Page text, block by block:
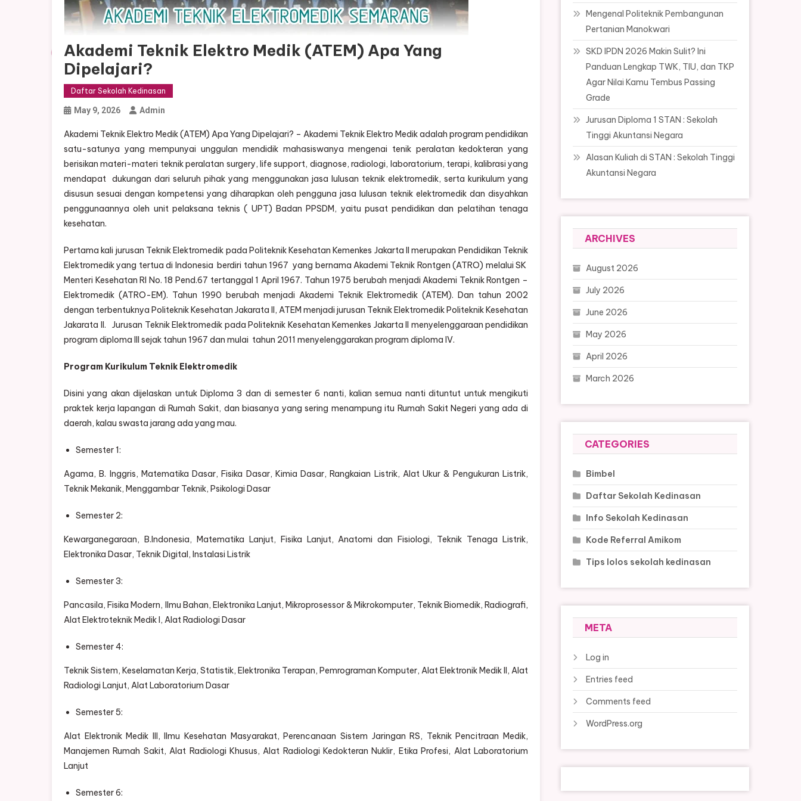
Akademi Teknik Elektro Medik (ATEM) Apa Yang
Dipelajari?
Daftar Sekolah Kedinasan
May 9, 2026 Admin
Akademi Teknik Elektro Medik (ATEM) Apa Yang Dipelajari? – Akademi Teknik Elektro Medik adalah program pendidikan
satu-satunya yang mempunyai unggulan mendidik mahasiswanya mengenai tenik peralatan kedokteran yang
berisikan materi-materi teknik peralatan surgery, life support, diagnose, radiologi, laboratorium, terapi, kalibrasi yang
mendapat dukungan dari seluruh pihak yang menggunakan jasa lulusan teknik elektromedik, serta kurikulum yang
disusun sesuai dengan kompetensi yang diharapkan oleh pengguna jasa lulusan teknik elektromedik dan disyahkan
penggunaannya oleh unit pelaksana teknis ( UPT) Badan PPSDM, yaitu pusat pendidikan dan pelatihan tenaga
kesehatan.
Pertama kali jurusan Teknik Elektromedik pada Politeknik Kesehatan Kemenkes Jakarta II merupakan Pendidikan Teknik
Elektromedik yang tertua di Indonesia berdiri tahun 1967 yang bernama Akademi Teknik Rontgen (ATRO) melalui SK
Menteri Kesehatan RI No. 18 Pend.67 tertanggal 1 April 1967. Tahun 1975 berubah menjadi Akademi Teknik Rontgen –
Elektromedik (ATRO-EM). Tahun 1990 berubah menjadi Akademi Teknik Elektromedik (ATEM). Dan tahun 2002
dengan terbentuknya Politeknik Kesehatan Jakarata II, ATEM menjadi jurusan Teknik Elektromedik Politeknik Kesehatan
Jakarata II. Jurusan Teknik Elektromedik pada Politeknik Kesehatan Kemenkes Jakarta II menyelenggaraan pendidikan
program diploma III sejak tahun 1967 dan mulai tahun 2011 menyelenggarakan program diploma IV.
Program Kurikulum Teknik Elektromedik
Disini yang akan dijelaskan untuk Diploma 3 dan di semester 6 nanti, kalian semua nanti dituntut untuk mengikuti
praktek kerja lapangan di Rumah Sakit, dan biasanya yang sering menampung itu Rumah Sakit Negeri yang ada di
daerah, kalau swasta jarang ada yang mau.
Semester 1:
Agama, B. Inggris, Matematika Dasar, Fisika Dasar, Kimia Dasar, Rangkaian Listrik, Alat Ukur & Pengukuran Listrik,
Teknik Mekanik, Menggambar Teknik, Psikologi Dasar
Semester 2:
Kewarganegaraan, B.Indonesia, Matematika Lanjut, Fisika Lanjut, Anatomi dan Fisiologi, Teknik Tenaga Listrik,
Elektronika Dasar, Teknik Digital, Instalasi Listrik
Semester 3:
Pancasila, Fisika Modern, Ilmu Bahan, Elektronika Lanjut, Mikroprosessor & Mikrokomputer, Teknik Biomedik, Radiografi,
Alat Elektroteknik Medik I, Alat Radiologi Dasar
Semester 4:
Teknik Sistem, Keselamatan Kerja, Statistik, Elektronika Terapan, Pemrograman Komputer, Alat Elektronik Medik II, Alat
Radiologi Lanjut, Alat Laboratorium Dasar
Semester 5:
Alat Elektronik Medik III, Ilmu Kesehatan Masyarakat, Perencanaan Sistem Jaringan RS, Teknik Pencitraan Medik,
Manajemen Rumah Sakit, Alat Radiologi Khusus, Alat Radiologi Kedokteran Nuklir, Etika Profesi, Alat Laboratorium
Lanjut
Semester 6:
Mengenal Politeknik Pembangunan
Pertanian Manokwari
SKD IPDN 2026 Makin Sulit? Ini
Panduan Lengkap TWK, TIU, dan TKP
Agar Nilai Kamu Tembus Passing
Grade
Jurusan Diploma 1 STAN : Sekolah
Tinggi Akuntansi Negara
Alasan Kuliah di STAN : Sekolah Tinggi
Akuntansi Negara
ARCHIVES
August 2026
July 2026
June 2026
May 2026
April 2026
March 2026
CATEGORIES
Bimbel
Daftar Sekolah Kedinasan
Info Sekolah Kedinasan
Kode Referral Amikom
Tips lolos sekolah kedinasan
META
Log in
Entries feed
Comments feed
WordPress.org